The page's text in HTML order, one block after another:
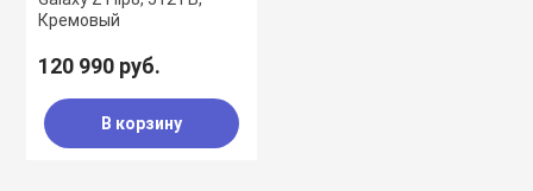
Кремовый
120 990 руб.
В корзину